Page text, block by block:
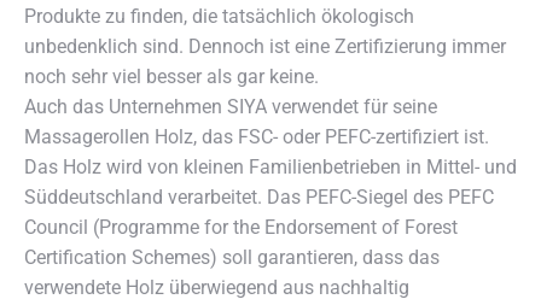
Produkte zu finden, die tatsächlich ökologisch
unbedenklich sind. Dennoch ist eine Zertifizierung immer
noch sehr viel besser als gar keine.
Auch das Unternehmen SIYA verwendet für seine
Massagerollen Holz, das FSC- oder PEFC-zertifiziert ist.
Das Holz wird von kleinen Familienbetrieben in Mittel- und
Süddeutschland verarbeitet. Das PEFC-Siegel des PEFC
Council (Programme for the Endorsement of Forest
Certification Schemes) soll garantieren, dass das
verwendete Holz überwiegend aus nachhaltig